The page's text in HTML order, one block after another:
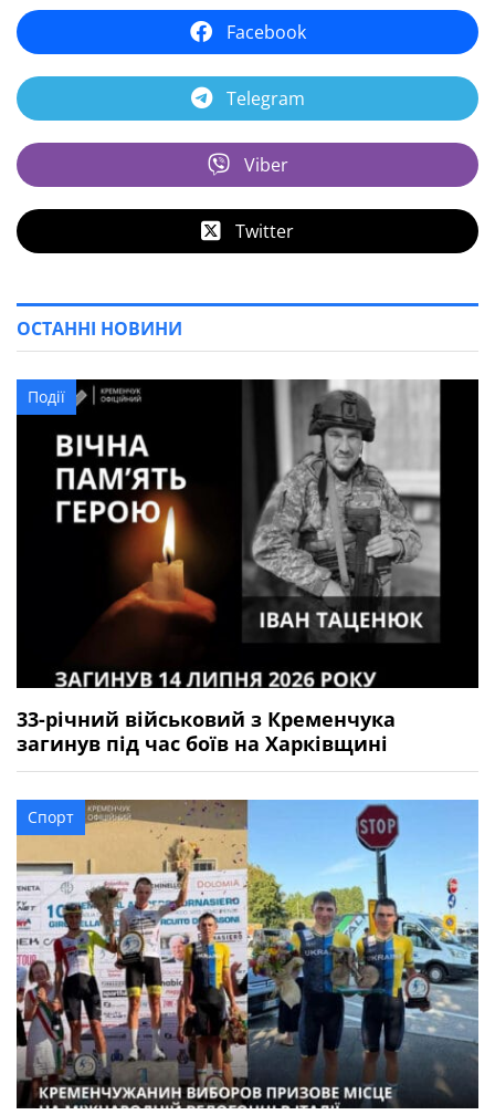
Facebook
Telegram
Viber
Twitter
ОСТАННІ НОВИНИ
Події
33-річний військовий з Кременчука
загинув під час боїв на Харківщині
Спорт